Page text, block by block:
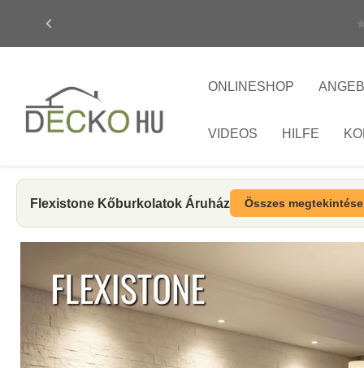
ONLINESHOP
VIDEOS HILFE
Flexistone Kőburkolatok Áruház Összes